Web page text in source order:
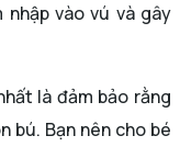
vào vú và gây
là đảm bảo rằng
bú. Bạn nên cho bé